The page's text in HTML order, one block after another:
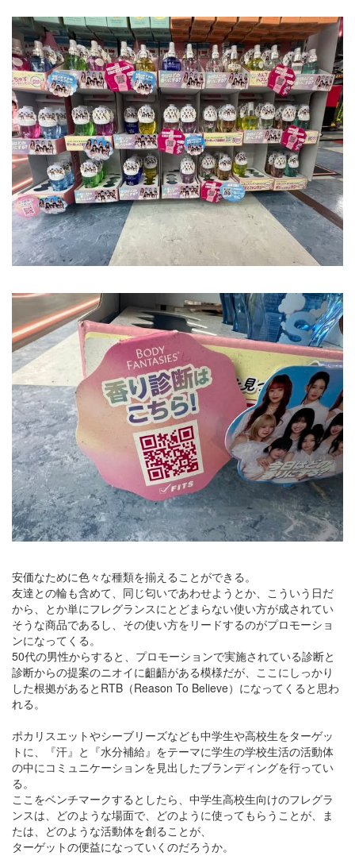
安価なために色々な種類を揃えることができる。
友達との輪も含めて、同じ匂いであわせようとか、こういう日だ
から、とか単にフレグランスにとどまらない使い方が成されてい
そうな商品であるし、その使い方をリードするのがプロモーショ
ンになってくる。
50代の男性からすると、プロモーションで実施されている診断と
診断からの提案のニオイに齟齬がある模様だが、ここにしっかり
した根拠があるとRTB（Reason To Believe）になってくると思わ
れる。
ポカリスエットやシーブリーズなども中学生や高校生をターゲッ
トに、『汗』と『水分補給』をテーマに学生の学校生活の活動体
の中にコミュニケーションを見出したブランディングを行ってい
る。
ここをベンチマークするとしたら、中学生高校生向けのフレグラ
ンスは、どのような場面で、どのように使ってもらうことが、ま
たは、どのような活動体を創ることが、
ターゲットの便益になっていくのだろうか。